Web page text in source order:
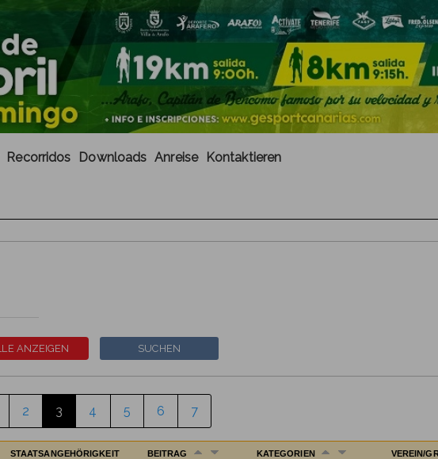
Recorridos Downloads Anreise Kontaktieren
2 3 4 5 6 7
STAATSANGEHÖRIGKEIT BEITRAG KATEGORIEN VEREIN/